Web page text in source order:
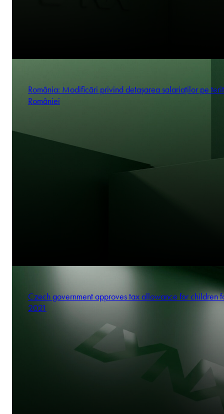
România: Modificări privind detașarea salariaților pe
României
Czech government approves tax allowance for children
2021